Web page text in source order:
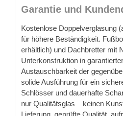
Garantie und
Kostenlose Doppelverglasung
für höhere Beständigkeit.
erhältlich) und Dachbretter mit
Unterkonstruktion in
Austauschbarkeit der
solide Ausführung für ein
Schlösser und dauerhafte
nur Qualitätsglas – keinen